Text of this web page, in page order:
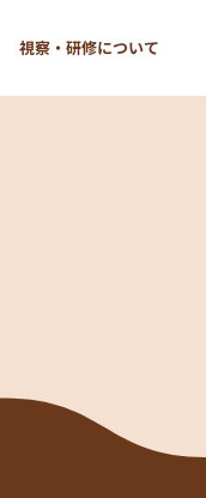
視察・研修について